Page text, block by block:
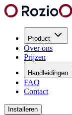
Product
Over ons
Prijzen
Handleidingen
FAQ
Contact
Installeren